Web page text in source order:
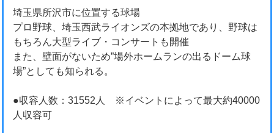
埼玉県所沢市に位置する球場
プロ野球、埼玉西武ライオンズの本拠地であり、野球は
もちろん大型ライブ・コンサートも開催
また、壁面がないため”場外ホームランの出るドーム球
場”としても知られる。
●収容人数：31552人 ※イベントによって最大約40000
人収容可